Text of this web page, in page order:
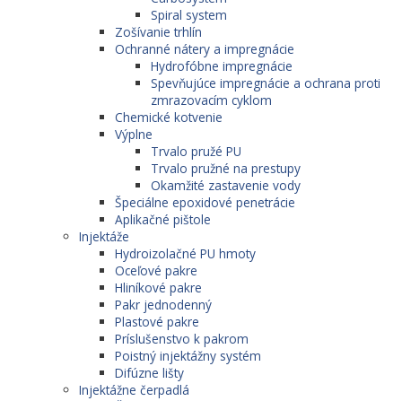
Spiral system
Zošívanie trhlín
Ochranné nátery a impregnácie
Hydrofóbne impregnácie
Spevňujúce impregnácie a ochrana proti
zmrazovacím cyklom
Chemické kotvenie
Výplne
Trvalo pružé PU
Trvalo pružné na prestupy
Okamžité zastavenie vody
Špeciálne epoxidové penetrácie
Aplikačné pištole
Injektáže
Hydroizolačné PU hmoty
Oceľové pakre
Hliníkové pakre
Pakr jednodenný
Plastové pakre
Príslušenstvo k pakrom
Poistný injektážny systém
Difúzne lišty
Injektážne čerpadlá